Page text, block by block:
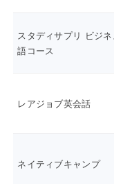
スタディサプリ ビジ
語コース
レアジョブ英会話
ネイティブキャンプ